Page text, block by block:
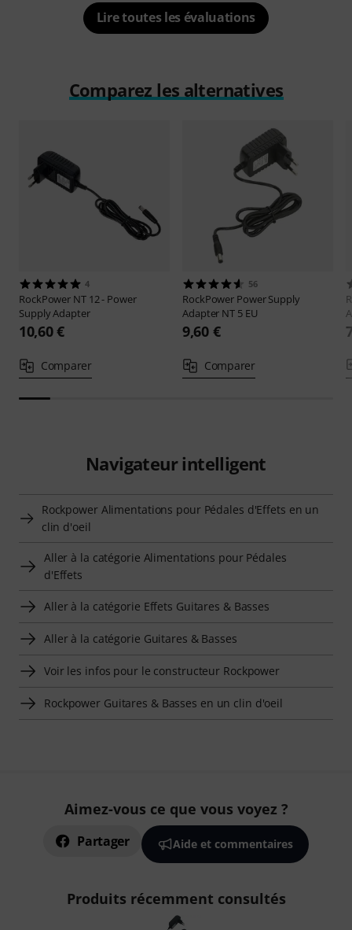
Lire toutes les évaluations
Comparez les alternatives
4
RockPower NT 12 - Power
Supply Adapter
10,60 €
Comparer
56
RockPower Power Supply
Adapter NT 5 EU
9,60 €
Comparer
Navigateur intelligent
Rockpower Alimentations pour Pédales d'Effets en un
clin d'oeil
Aller à la catégorie Alimentations pour Pédales
d'Effets
Aller à la catégorie Effets Guitares & Basses
Aller à la catégorie Guitares & Basses
Voir les infos pour le constructeur Rockpower
Rockpower Guitares & Basses en un clin d'oeil
Aimez-vous ce que vous voyez ?
Partager Aide et commentaires
Produits récemment consultés